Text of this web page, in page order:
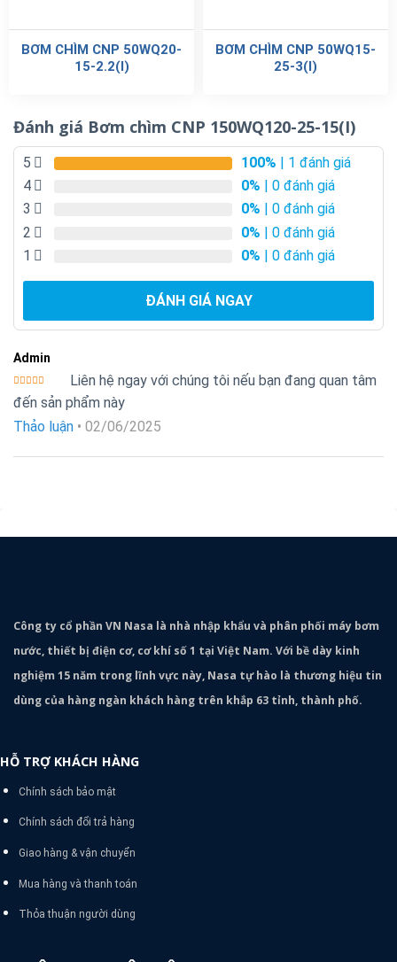
BƠM CHÌM CNP 50WQ20-
15-2.2(I)
BƠM CHÌM CNP 50WQ15-
25-3(I)
Đánh giá Bơm chìm CNP 150WQ120-25-15(I)
5 100% | 1 đánh giá
4
0% | 0 đánh giá
3
0% | 0 đánh giá
2
0% | 0 đánh giá
1
0% | 0 đánh giá
ĐÁNH GIÁ NGAY
Admin
Được xếp
hạng 55
Liên hệ ngay với chúng tôi nếu bạn đang quan tâm
đến sản phẩm này
Thảo luận • 02/06/2025
Công ty cổ phần VN Nasa là nhà nhập khẩu và phân phối máy bơm
nước, thiết bị điện cơ, cơ khí số 1 tại Việt Nam. Với bề dày kinh
nghiệm 15 năm trong lĩnh vực này, Nasa tự hào là thương hiệu tin
dùng của hàng ngàn khách hàng trên khắp 63 tỉnh, thành phố.
HỖ TRỢ KHÁCH HÀNG
Chính sách bảo mật
Chính sách đổi trả hàng
Giao hàng & vận chuyển
Mua hàng và thanh toán
Thỏa thuận người dùng